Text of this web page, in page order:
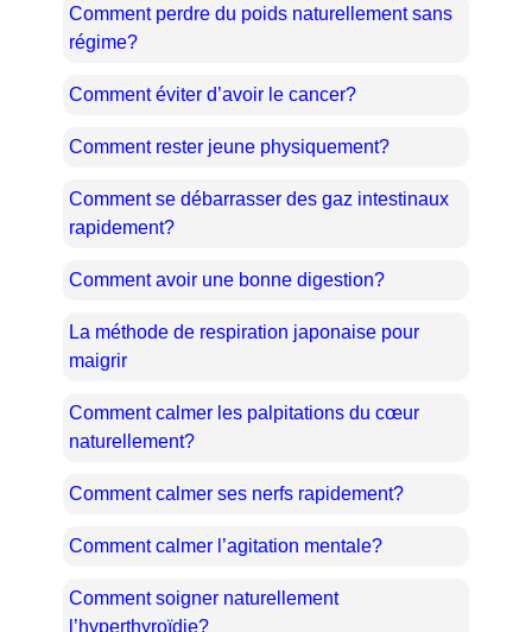
Comment perdre du poids naturellement sans
régime?
Comment éviter d’avoir le cancer?
Comment rester jeune physiquement?
Comment se débarrasser des gaz intestinaux
rapidement?
Comment avoir une bonne digestion?
La méthode de respiration japonaise pour
maigrir
Comment calmer les palpitations du cœur
naturellement?
Comment calmer ses nerfs rapidement?
Comment calmer l’agitation mentale?
Comment soigner naturellement
l’hyperthyroïdie?